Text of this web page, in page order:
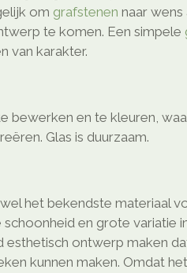
om grafstenen naar
te komen. Een simpele
van karakter.
bewerken en te kleuren,
Glas is duurzaam.
het bekendste materiaal
en grote variatie
esthetisch ontwerp maken
kunnen maken. Omdat